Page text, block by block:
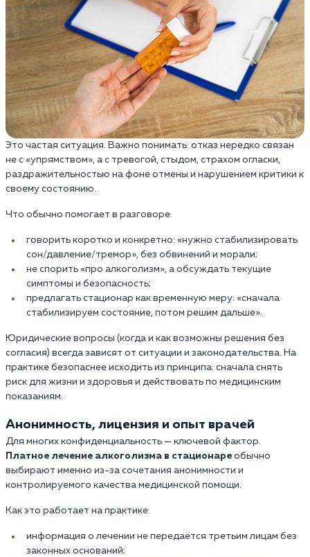
Это частая ситуация. Важно понимать: отказ нередко связан
не с «упрямством», а с тревогой, стыдом, страхом огласки,
раздражительностью на фоне отмены и нарушением критики к
своему состоянию.
Что обычно помогает в разговоре:
говорить коротко и конкретно: «нужно стабилизировать
сон/давление/тремор», без обвинений и морали;
не спорить «про алкоголизм», а обсуждать текущие
симптомы и безопасность;
предлагать стационар как временную меру: «сначала
стабилизируем состояние, потом решим дальше».
Юридические вопросы (когда и как возможны решения без
согласия) всегда зависят от ситуации и законодательства. На
практике безопаснее исходить из принципа: сначала снять
риск для жизни и здоровья и действовать по медицинским
показаниям.
Анонимность, лицензия и опыт врачей
Для многих конфиденциальность — ключевой фактор.
Платное лечение алкоголизма в стационаре обычно
выбирают именно из-за сочетания анонимности и
контролируемого качества медицинской помощи.
Как это работает на практике:
информация о лечении не передаётся третьим лицам без
законных оснований;